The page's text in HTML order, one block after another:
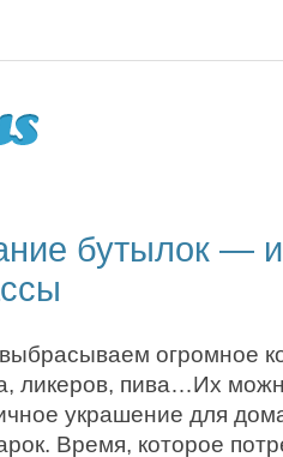
бутылок —
огромное
ликеров, пива…Их
украшение для
Время, которое